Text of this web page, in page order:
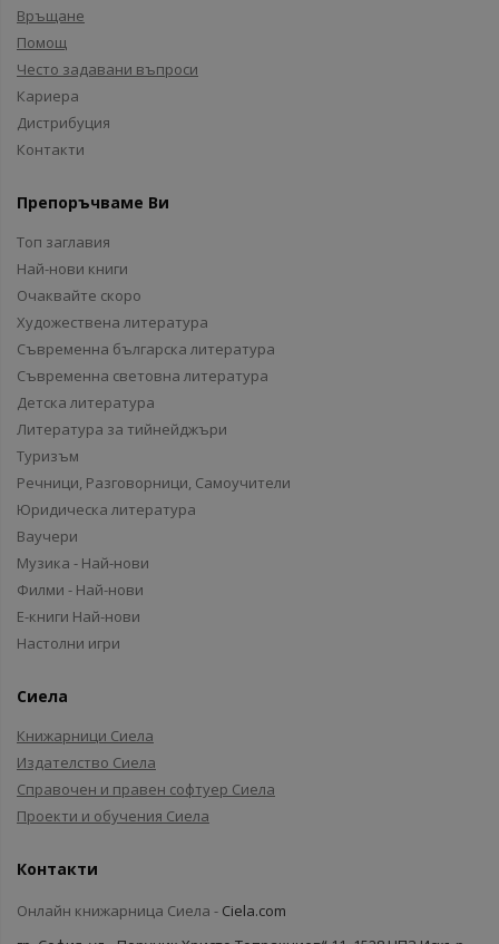
Връщане
Помощ
Често задавани въпроси
Кариера
Дистрибуция
Контакти
Препоръчваме Ви
Топ заглавия
Най-нови книги
Очаквайте скоро
Художествена литература
Съвременна българска литература
Съвременна световна литература
Детска литература
Литература за тийнейджъри
Туризъм
Речници, Разговорници, Самоучители
Юридическа литература
Ваучери
Музика - Най-нови
Филми - Най-нови
Е-книги Най-нови
Настолни игри
Сиела
Книжарници Сиела
Издателство Сиела
Справочен и правен софтуер Сиела
Проекти и обучения Сиела
Контакти
Онлайн книжарница Сиела - Ciela.com